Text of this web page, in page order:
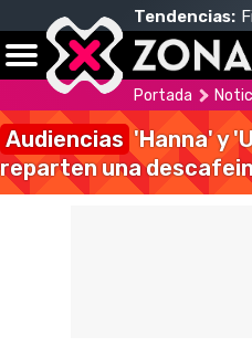
Tendencias:
Portada
Audiencias 'Hanna' y
reparten una